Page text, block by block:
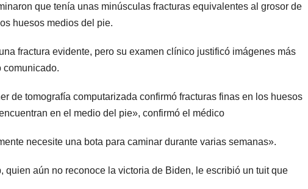
que tenía unas minúsculas fracturas equivalentes al grosor de
huesos medios del pie.
fractura evidente, pero su examen clínico justificó imágenes más
comunicado.
de tomografía computarizada confirmó fracturas finas en los huesos
en el medio del pie», confirmó el médico
necesite una bota para caminar durante varias semanas».
quien aún no reconoce la victoria de Biden, le escribió un tuit que